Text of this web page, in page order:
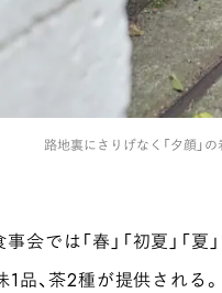
路地裏にさりげなく「夕顔」
会では「春」「初夏」「
1品、茶2種が提供され